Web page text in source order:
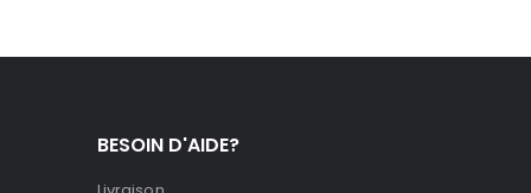
BESOIN D'AIDE?